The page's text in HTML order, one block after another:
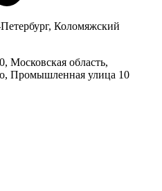
Коломяжский
Московская область,
Промышленная улица 10